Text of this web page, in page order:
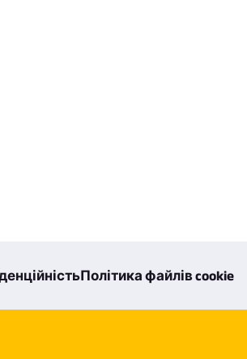
Політика файлів cookie